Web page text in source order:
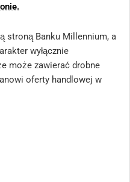
stroną Banku Millennium, a
wyłącznie
może zawierać drobne
oferty handlowej w